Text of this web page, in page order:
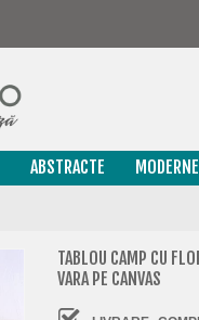
ABSTRACTE MODERNE
TABLOU CAMP CU
VARA PE CANVAS